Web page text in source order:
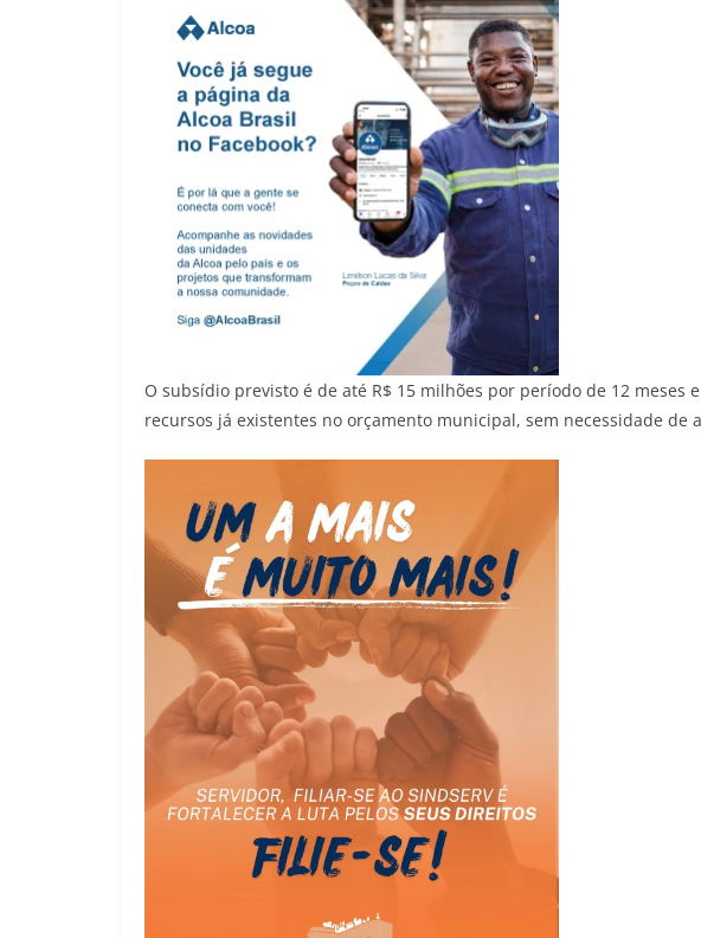
O subsídio previsto é de até R$ 15 milhões por período de 12 meses
recursos já existentes no orçamento municipal, sem necessidade de